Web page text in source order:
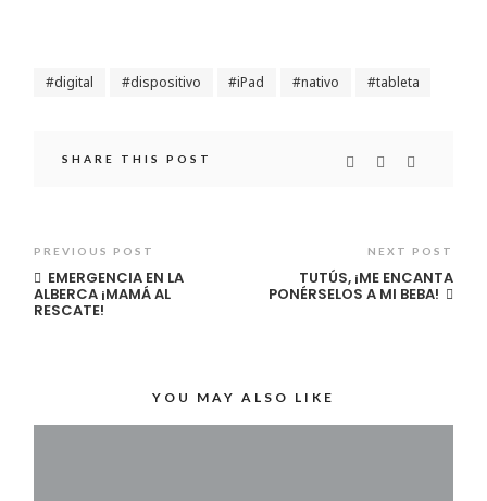
digital dispositivo iPad nativo tableta
SHARE THIS POST
PREVIOUS POST
EMERGENCIA EN LA
ALBERCA ¡MAMÁ AL
RESCATE!
NEXT POST
TUTÚS, ¡ME ENCANTA
PONÉRSELOS A MI BEBA!
YOU MAY ALSO LIKE